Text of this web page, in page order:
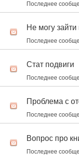
Последнее
Не могу зайти
Последнее
Стат подвиги
Последнее
Проблема с
Последнее
Вопрос про
Последнее